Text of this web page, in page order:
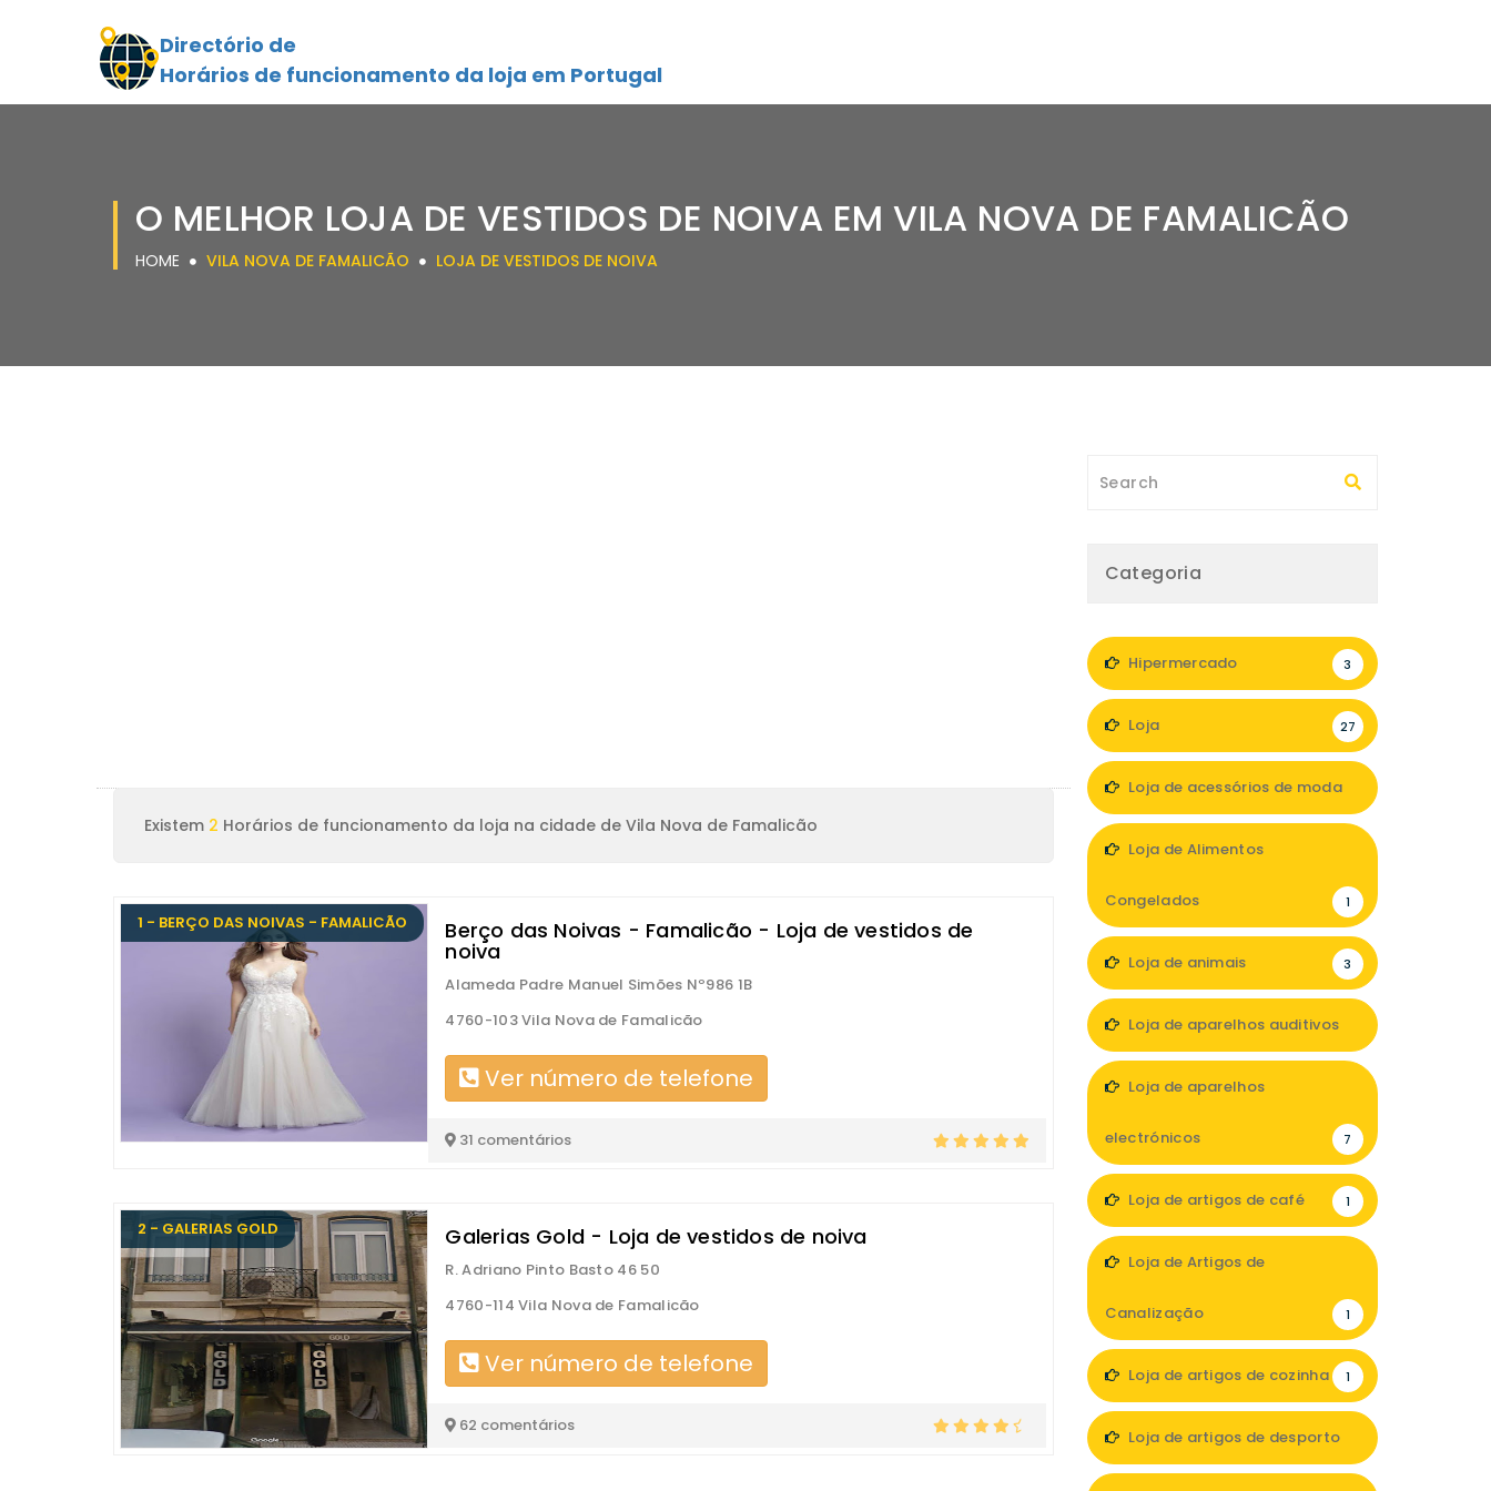
Directório de
Horários de funcionamento da loja em Portugal
O MELHOR LOJA DE VESTIDOS DE NOIVA EM VILA NOVA DE FAMALICÃO
HOME VILA NOVA DE FAMALICÃO LOJA DE VESTIDOS DE NOIVA
Existem 2 Horários de funcionamento da loja na cidade de Vila Nova de Famalicão
1 - BERÇO DAS NOIVAS - FAMALICÃO Berço das Noivas - Famalicão - Loja de vestidos de
noiva
Alameda Padre Manuel Simões Nº986 1B
4760-103 Vila Nova de Famalicão
Ver número de telefone
31 comentários
2 - GALERIAS GOLD Galerias Gold - Loja de vestidos de noiva
R. Adriano Pinto Basto 46 50
4760-114 Vila Nova de Famalicão
Ver número de telefone
62 comentários
Categoria
Hipermercado 3
Loja 27
Loja de acessórios de moda
Loja de Alimentos
Congelados 1
Loja de animais 3
Loja de aparelhos auditivos
Loja de aparelhos
electrónicos 7
Loja de artigos de café 1
Loja de Artigos de
Canalização 1
Loja de artigos de cozinha 1
Loja de artigos de desporto